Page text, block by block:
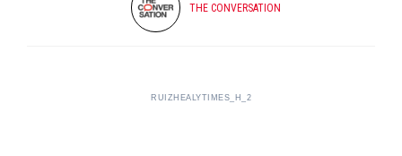
THE CONVERSATION
RUIZHEALYTIMES_H_2